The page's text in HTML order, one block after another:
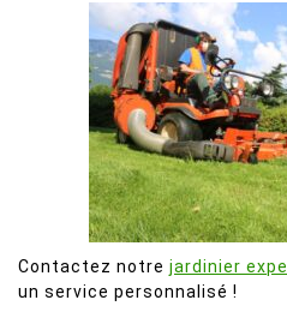
Contactez notre jardinier
un service personnalisé !